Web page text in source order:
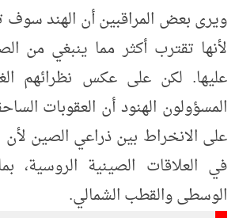
ويرى بعض المراقبين أن الهند سوف
لأنها تقترب أكثر مما ينبغي من
عليها. لكن على عكس نظرائهم
المسؤولون الهنود أن العقوبات
على الانخراط بين ذراعي الصين لأن
في العلاقات الصينية الروسية،
الوسطى والقطب الشمالي.